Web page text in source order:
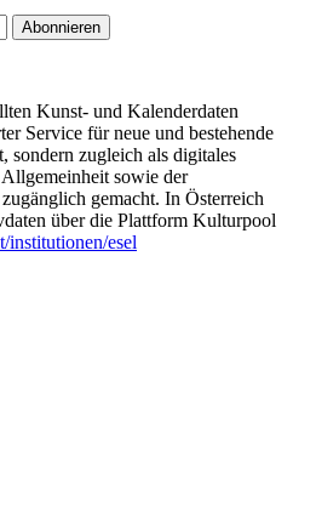
Uhr, So. 10.00-12.00 und
Abonnieren
Kunst- und Kalenderdaten
Service für neue und bestehende
sondern zugleich als digitales
sowie der
gemacht. In Österreich
über die Plattform Kulturpool
institutionen/esel